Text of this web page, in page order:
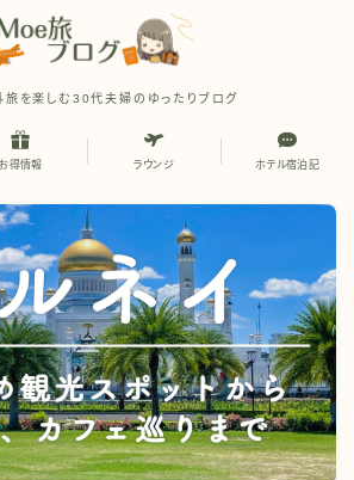
旅を楽しむ30代夫婦のゆったりブログ
お得情報 ラウンジ ホテル宿泊記